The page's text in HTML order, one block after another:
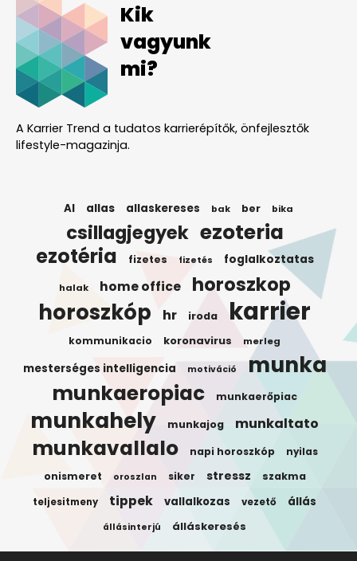
Kik
vagyunk
mi?
A Karrier Trend a tudatos karrierépítők, önfejlesztők
lifestyle-magazinja.
AI allas allaskereses bak ber bika
csillagjegyek ezoteria
ezotéria fizetes fizetés foglalkoztatas
halak home office horoszkop
horoszkóp hr iroda karrier
kommunikacio koronavirus merleg
mesterséges intelligencia motiváció munka
munkaeropiac munkaerőpiac
munkahely munkajog munkaltato
munkavallalo napi horoszkóp nyilas
onismeret oroszlan siker stressz szakma
teljesitmeny tippek vallalkozas vezető állás
állásinterjú álláskeresés